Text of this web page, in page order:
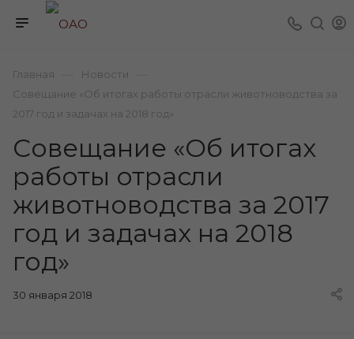
Главная Новости
Cовещание «Об итогах работы отрасли животноводства за
2017 год и задачах на 2018 год»
Cовещание «Об итогах
работы отрасли
животноводства за 2017
год и задачах на 2018
год»
30 января 2018